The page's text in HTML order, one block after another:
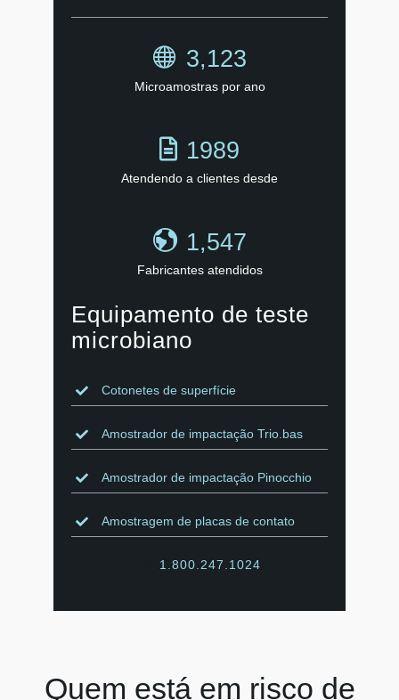
3,123
Microamostras por ano
1989
Atendendo a clientes desde
1,547
Fabricantes atendidos
Equipamento de teste
microbiano
Cotonetes de superfície
Amostrador de impactação Trio.bas
Amostrador de impactação Pinocchio
Amostragem de placas de contato
1.800.247.1024
Quem está em risco de